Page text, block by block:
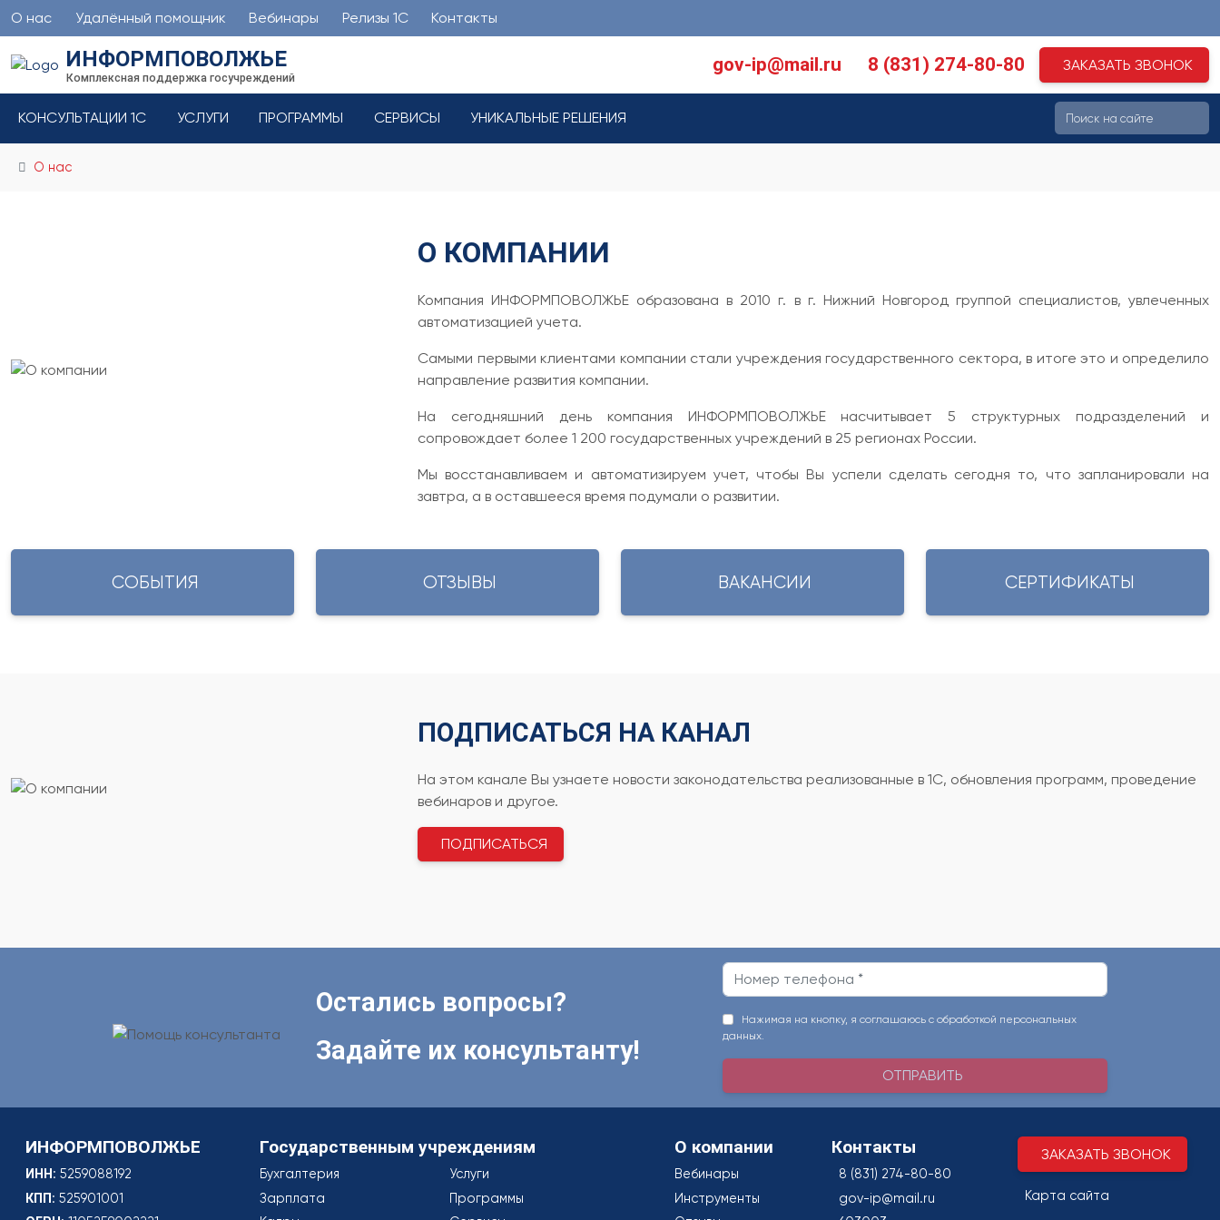
О нас Удалённый помощник Вебинары Релизы 1С Контакты
ИНФОРМПОВОЛЖЬЕ
Комплексная поддержка госучреждений
gov-ip@mail.ru 8 (831) 274-80-80 ЗАКАЗАТЬ ЗВОНОК
КОНСУЛЬТАЦИИ 1С УСЛУГИ ПРОГРАММЫ СЕРВИСЫ УНИКАЛЬНЫЕ РЕШЕНИЯ
О нас
О КОМПАНИИ
Компания ИНФОРМПОВОЛЖЬЕ образована в 2010 г. в г. Нижний Новгород группой специалистов, увлеченных
автоматизацией учета.
Самыми первыми клиентами компании стали учреждения государственного сектора, в итоге это и определило
направление развития компании.
На сегодняшний день компания ИНФОРМПОВОЛЖЬЕ насчитывает 5 структурных подразделений и
сопровождает более 1 200 государственных учреждений в 25 регионах России.
Мы восстанавливаем и автоматизируем учет, чтобы Вы успели сделать сегодня то, что запланировали на
завтра, а в оставшееся время подумали о развитии.
СОБЫТИЯ ОТЗЫВЫ ВАКАНСИИ СЕРТИФИКАТЫ
ПОДПИСАТЬСЯ НА КАНАЛ
На этом канале Вы узнаете новости законодательства реализованные в 1С, обновления программ, проведение
вебинаров и другое.
ПОДПИСАТЬСЯ
Остались вопросы?
Задайте их консультанту!
Нажимая на кнопку, я соглашаюсь с обработкой персональных
данных.
ОТПРАВИТЬ
ИНФОРМПОВОЛЖЬЕ
ИНН : 5259088192
КПП : 525901001
Государственным учреждениям
Бухгалтерия
Зарплата
Услуги
Программы
О компании
Вебинары
Инструменты
Контакты
8 (831) 274-80-80
gov-ip@mail.ru
ЗАКАЗАТЬ ЗВОНОК
Карта сайта